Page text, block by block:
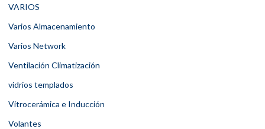
VARIOS
Varios Almacenamiento
Varios Network
Ventilación Climatización
vidrios templados
Vitrocerámica e Inducción
Volantes